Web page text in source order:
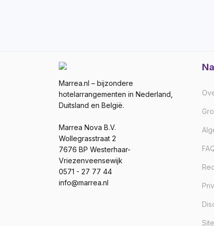
Marrea.nl – bijzondere
hotelarrangementen in Nederland,
Duitsland en België.
Marrea Nova B.V.
Wollegrasstraat 2
7676 BP Westerhaar-
Vriezenveensewijk
0571 - 27 77 44
info@marrea.nl